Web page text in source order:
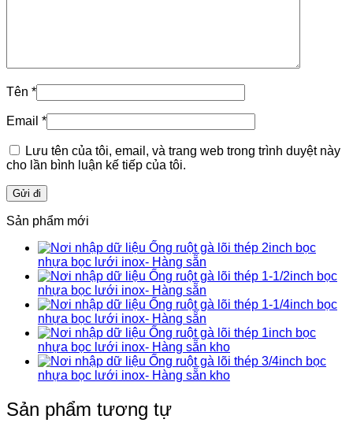
Tên *
Email *
Lưu tên của tôi, email, và trang web trong trình duyệt này
cho lần bình luận kế tiếp của tôi.
Sản phẩm mới
Ống ruột gà lõi thép 2inch bọc
nhựa bọc lưới inox- Hàng sẵn
Ống ruột gà lõi thép 1-1/2inch bọc
nhựa bọc lưới inox- Hàng sẵn
Ống ruột gà lõi thép 1-1/4inch bọc
nhựa bọc lưới inox- Hàng sẵn
Ống ruột gà lõi thép 1inch bọc
nhựa bọc lưới inox- Hàng sẵn kho
Ống ruột gà lõi thép 3/4inch bọc
nhựa bọc lưới inox- Hàng sẵn kho
Sản phẩm tương tự